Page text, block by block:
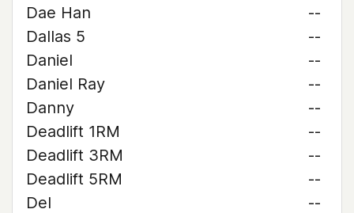
Dae Han
--
Dallas 5
--
Daniel
--
Daniel Ray
--
Danny
--
Deadlift 1RM
--
Deadlift 3RM
--
Deadlift 5RM
--
Del
--